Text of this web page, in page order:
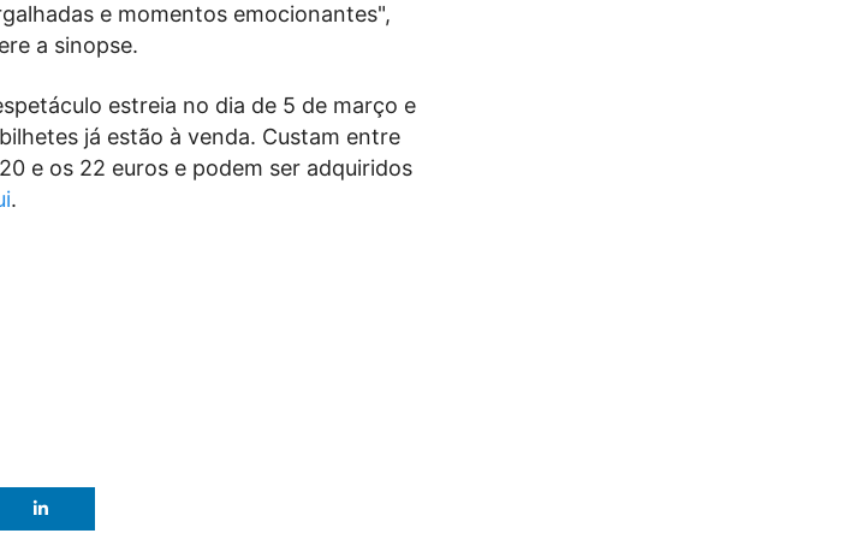
e momentos emocionantes",
a sinopse.
estreia no dia de 5 de março e
já estão à venda. Custam entre
e os 22 euros e podem ser adquiridos
.